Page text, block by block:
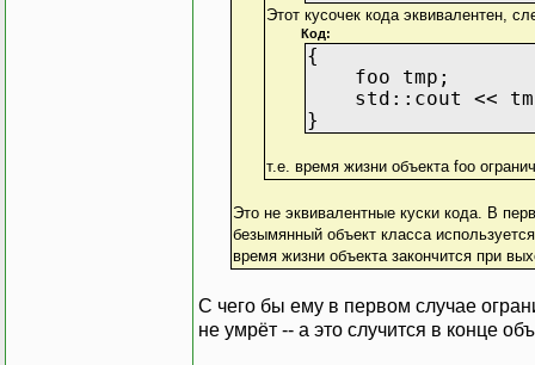
Этот кусочек кода эквивалентен,
Код:
{
foo tmp;
std::cout <<
}
т.е. время жизни объекта foo
Это не эквивалентные куски кода. В
безымянный объект класса
время жизни объекта закончится при
С чего бы ему в первом случае
не умрёт -- а это случится в конце